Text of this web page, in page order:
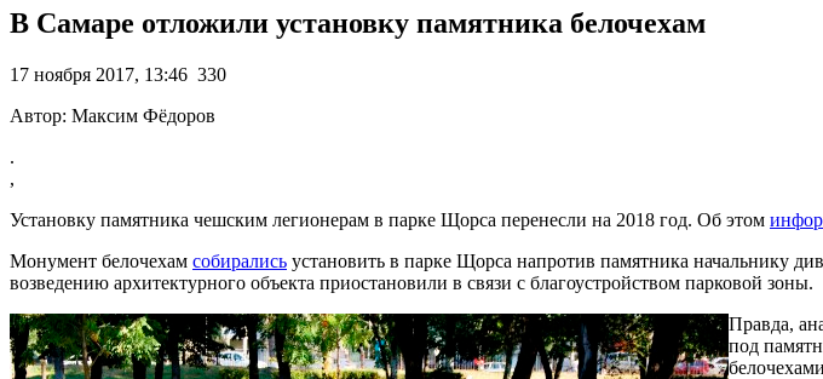
В Самаре отложили установку памятника белочехам
17 ноября 2017, 13:46 330
Автор: Максим Фёдоров
.
,
Установку памятника чешским легионерам в парке Щорса перенесли на 2018 год. Об этом
Монумент белочехам собирались установить в парке Щорса напротив памятника начальнику
возведению архитектурного объекта приостановили в связи с благоустройством парковой зоны.
Правда,
под